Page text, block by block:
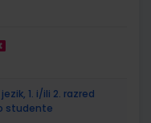
1. i/ili 2. razred
studente